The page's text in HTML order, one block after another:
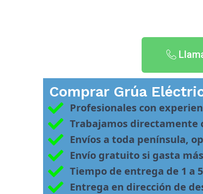
Comprar Grúa
Profesionales con
Trabajamos directamente
Envíos a toda península,
Envío gratuito si gasta
Tiempo de entrega de 1 a
Entrega en dirección de